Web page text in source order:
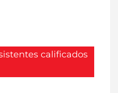
calificados